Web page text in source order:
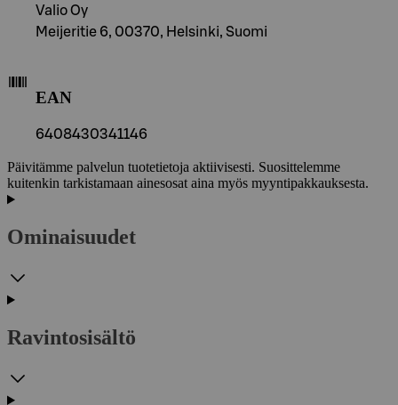
Valio Oy
Meijeritie 6, 00370, Helsinki, Suomi
EAN
6408430341146
Päivitämme palvelun tuotetietoja aktiivisesti. Suosittelemme
kuitenkin tarkistamaan ainesosat aina myös myyntipakkauksesta.
Ominaisuudet
Ravintosisältö